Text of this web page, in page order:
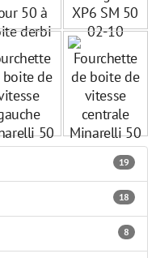
19
18
8